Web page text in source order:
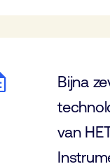
Bijna
van